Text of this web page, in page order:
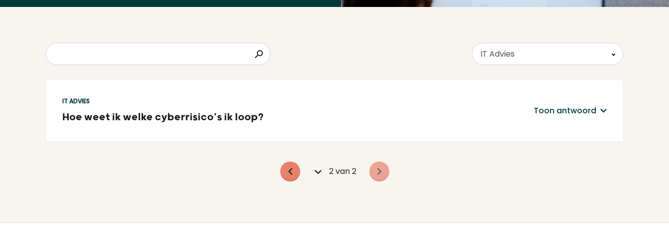
Zoeken IT Advies
IT ADVIES
Hoe weet ik welke cyberrisico’s ik loop?
Toon antwoord
2 van 2